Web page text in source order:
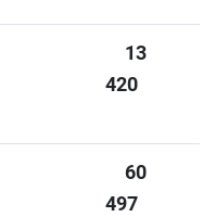
13
420
60
497